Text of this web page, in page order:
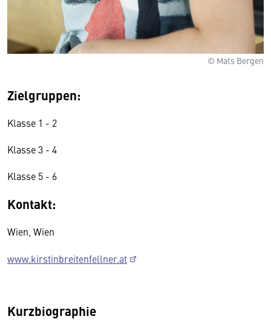
© Mats Bergen
Zielgruppen:
Klasse 1 - 2
Klasse 3 - 4
Klasse 5 - 6
Kontakt:
Wien, Wien
www.kirstinbreitenfellner.at
Kurzbiographie